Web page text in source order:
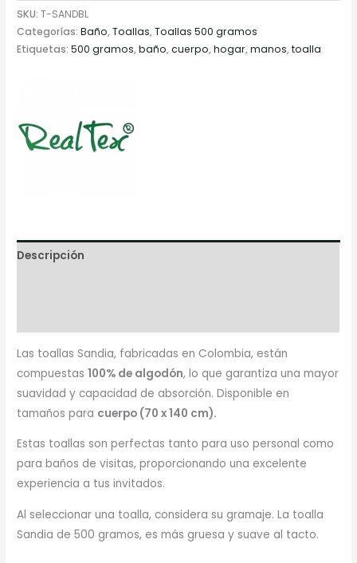
SKU:T-SANDBL
Categorías:Baño,Toallas,Toallas 500 gramos
Etiquetas:500 gramos,baño,cuerpo,hogar,manos,toalla
Descripción
Las toallas Sandia, fabricadas en Colombia, están
compuestas100% de algodón, lo que garantiza una mayor
suavidad y capacidad de absorción. Disponible en
tamaños para cuerpo (70 x 140 cm).
Estas toallas son perfectas tanto para uso personal como
para baños de visitas, proporcionando una excelente
experiencia a tus invitados.
Al seleccionar una toalla, considera su gramaje. La toalla
Sandia de 500 gramos, es más gruesa y suave al tacto.